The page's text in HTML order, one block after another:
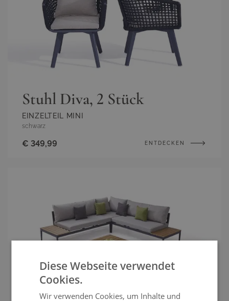
Stuhl Diva, 2 Stück
EINZELTEIL MINI
schwarz
€ 349,99 ENTDECKEN
Diese Webseite verwendet
Cookies.
Wir verwenden Cookies, um Inhalte und